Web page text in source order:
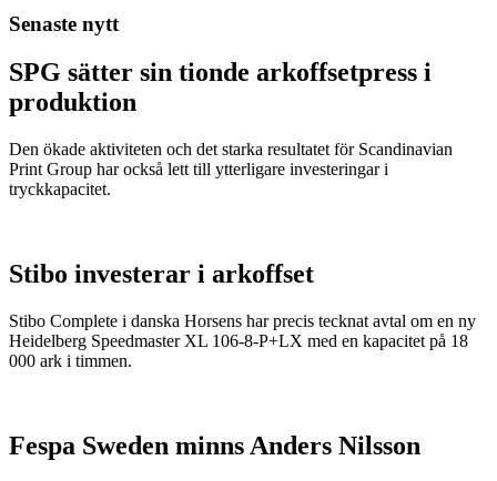
Senaste nytt
SPG sätter sin tionde arkoffsetpress i
produktion
Den ökade aktiviteten och det starka resultatet för Scandinavian
Print Group har också lett till ytterligare investeringar i
tryckkapacitet.
Stibo investerar i arkoffset
Stibo Complete i danska Horsens har precis tecknat avtal om en ny
Heidelberg Speedmaster XL 106-8-P+LX med en kapacitet på 18
000 ark i timmen.
Fespa Sweden minns Anders Nilsson